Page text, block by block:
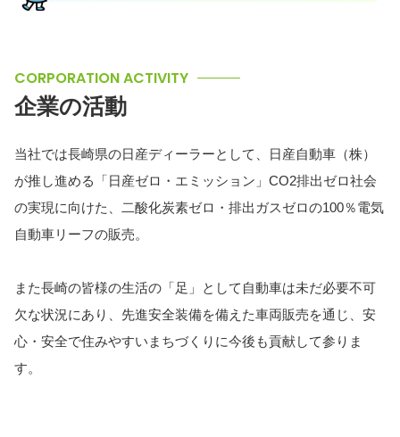
CORPORATION ACTIVITY
企業の活動
当社では長崎県の日産ディーラーとして、日産自動車（株）
が推し進める「日産ゼロ・エミッション」CO2排出ゼロ社会
の実現に向けた、二酸化炭素ゼロ・排出ガスゼロの100％電気
自動車リーフの販売。
また長崎の皆様の生活の「足」として自動車は未だ必要不可
欠な状況にあり、先進安全装備を備えた車両販売を通じ、安
心・安全で住みやすいまちづくりに今後も貢献して参りま
す。